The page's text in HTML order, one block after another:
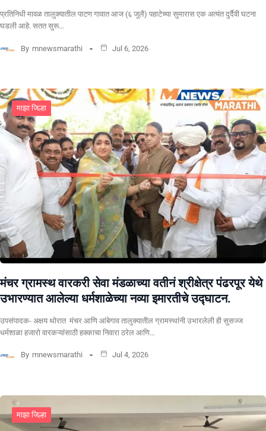
​प्रतिनिधी मावळ तालुक्यातील पाटण गावात आज (६ जुलै) पहाटेच्या सुमारास एक अत्यंत दुर्दैवी घटना
घडली आहे. सतत सुरू…
By mnewsmarathi Jul 6, 2026
माझा जिल्हा
मंचर ग्रामस्थ वारकरी सेवा मंडळाच्या वतीनं श्रीक्षेत्र पंढरपूर येथे
उभारण्यात आलेल्या धर्मशाळेच्या नव्या इमारतीचे उद्घाटन.
उपसंपादक- अक्षय थोरात मंचर आणि आंबेगाव तालुक्यातील ग्रामस्थांनी उभारलेली ही सुसज्ज
धर्मशाळा हजारो वारकऱ्यांसाठी हक्काचा निवारा ठरेल आणि…
By mnewsmarathi Jul 4, 2026
माझा जिल्हा